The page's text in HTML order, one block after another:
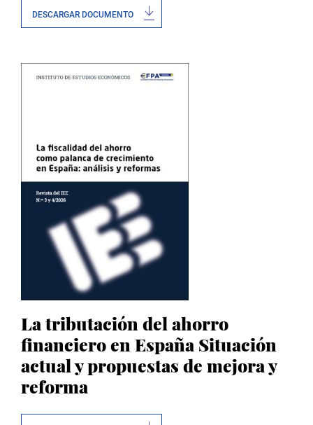
DESCARGAR DOCUMENTO
La tributación del ahorro
financiero en España Situación
actual y propuestas de mejora y
reforma